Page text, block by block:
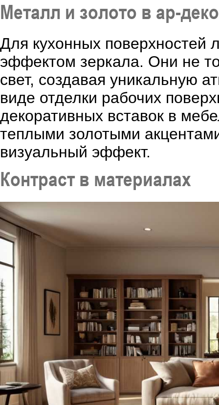
Металл и золото в ар-деко
Для кухонных поверхностей
эффектом зеркала. Они не
свет, создавая уникальную
виде отделки рабочих
декоративных вставок в
теплыми золотыми
визуальный эффект.
Контраст в материалах